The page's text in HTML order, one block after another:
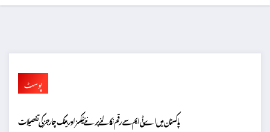
پوسٹ
پاکستان میں اے ٹی ایم سے رقم نکالنے پر نئے ٹیکسز اور بینک چارجز کی تفصیلات